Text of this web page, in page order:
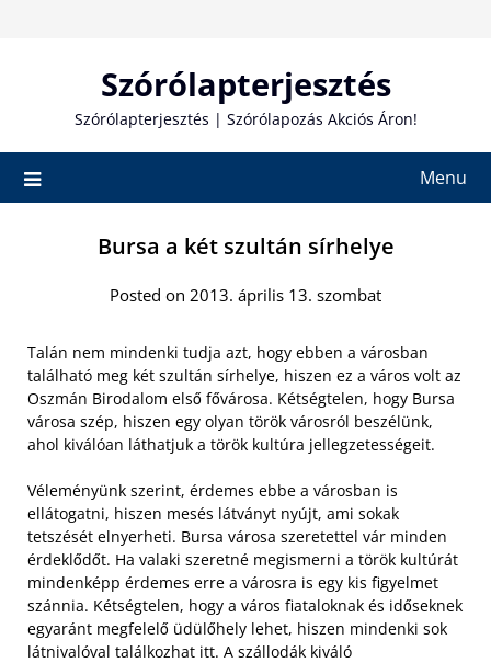
Szórólapterjesztés
Szórólapterjesztés | Szórólapozás Akciós Áron!
Menu
Bursa a két szultán sírhelye
Posted on 2013. április 13. szombat
Talán nem mindenki tudja azt, hogy ebben a városban
található meg két szultán sírhelye, hiszen ez a város volt az
Oszmán Birodalom első fővárosa. Kétségtelen, hogy Bursa
városa szép, hiszen egy olyan török városról beszélünk,
ahol kiválóan láthatjuk a török kultúra jellegzetességeit.
Véleményünk szerint, érdemes ebbe a városban is
ellátogatni, hiszen mesés látványt nyújt, ami sokak
tetszését elnyerheti. Bursa városa szeretettel vár minden
érdeklődőt. Ha valaki szeretné megismerni a török kultúrát
mindenképp érdemes erre a városra is egy kis figyelmet
szánnia. Kétségtelen, hogy a város fiataloknak és időseknek
egyaránt megfelelő üdülőhely lehet, hiszen mindenki sok
látnivalóval találkozhat itt. A szállodák kiváló